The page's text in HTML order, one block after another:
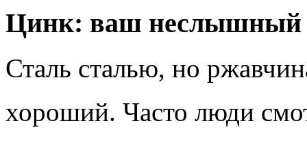
Цинк: ваш неслышный
Сталь сталью, но
хороший. Часто люди